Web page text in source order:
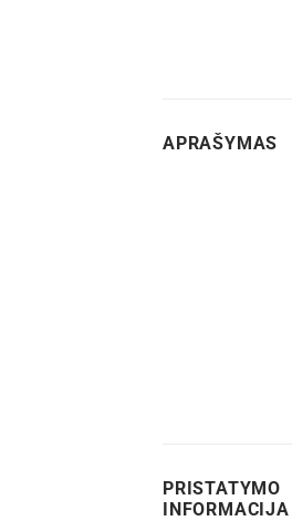
APRAŠYMAS
PRISTATYMO
INFORMACIJA